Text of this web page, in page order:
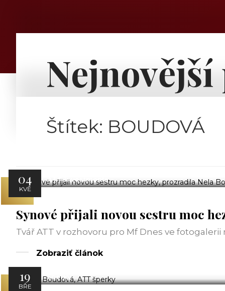
Štítek: BOUDOVÁ
04
KVĚ
ATT Investments
Synové přijali novou sestru moc
Tvář ATT v rozhovoru pro Mf Dnes ve fotogalerii
Zobraziť článok
19
BŘE
Šperky